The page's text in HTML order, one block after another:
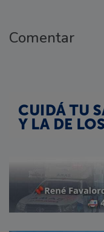
Comentar